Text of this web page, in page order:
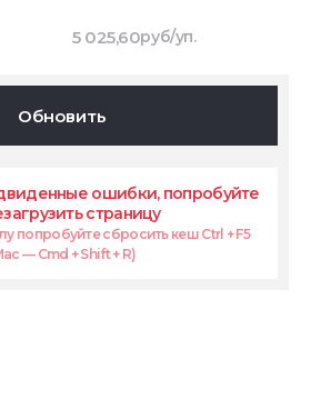
5 025,60руб/уп.
Обновить
ошибки, попробуйте
страницу
попробуйте сбросить кеш Ctrl + F5
— Cmd + Shift + R)